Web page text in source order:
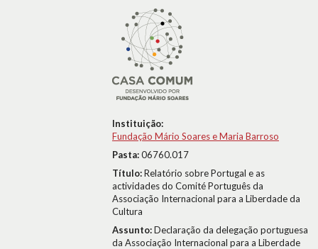
Instituição:
Fundação Mário Soares e Maria Barroso
Pasta:06760.017
Título:Relatório sobre Portugal e as
actividades do Comité Português da
Associação Internacional para a Liberdade da
Cultura
Assunto:Declaração da delegação portuguesa
da Associação Internacional para a Liberdade